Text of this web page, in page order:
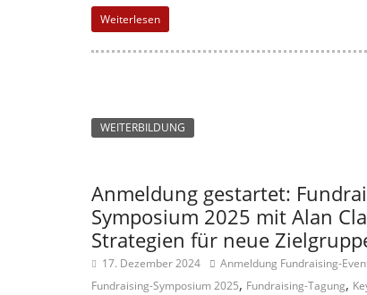
n
z
a
l
Weiterlesen
WEITERBILDUNG
Anmeldung gestartet:
Symposium 2025 mit Alan
Strategien für neue
17. Dezember 2024 Anmeldung Fundraising-
Fundraising-Symposium 2025, Fundraising-Tagung,